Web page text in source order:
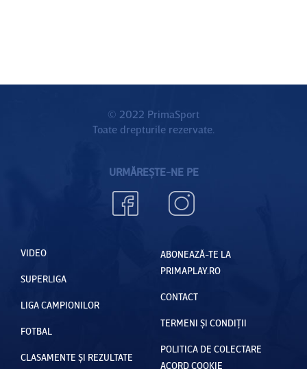
© 2022 PrimaSport
Toate drepturile rezervate.
URMĂREȘTE-NE PE
VIDEO
SUPERLIGA
LIGA CAMPIONILOR
FOTBAL
CLASAMENTE ȘI REZULTATE
ABONEAZĂ-TE LA
PRIMAPLAY.RO
CONTACT
TERMENI ȘI CONDIȚII
POLITICA DE COLECTARE
ACORD COOKIE